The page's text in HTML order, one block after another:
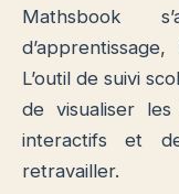
Mathsbook
L’outil de suivi
de visualiser
interactifs et
retravailler.